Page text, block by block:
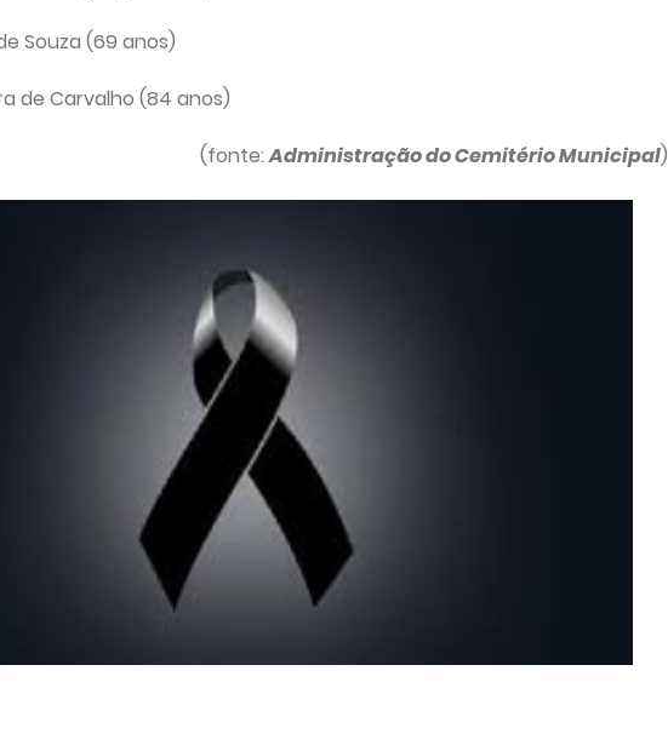
Souza (69 anos)
de Carvalho (84 anos)
(fonte:Administração do Cemitério Municipal)